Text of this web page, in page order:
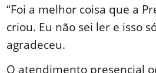
“Foi a melhor coisa que a
criou. Eu não sei ler e isso
agradeceu.
O atendimento presencial